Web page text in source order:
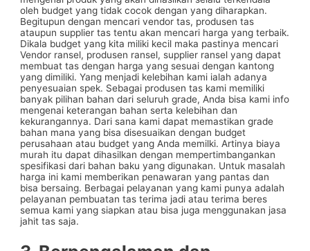
oleh budget yang tidak cocok dengan yang diharapkan.
Begitupun dengan mencari vendor tas, produsen tas
ataupun supplier tas tentu akan mencari harga yang terbaik.
Dikala budget yang kita miliki kecil maka pastinya mencari
Vendor ransel, produsen ransel, supplier ransel yang dapat
membuat tas dengan harga yang sesuai dengan kantong
yang dimiliki. Yang menjadi kelebihan kami ialah adanya
penyesuaian spek. Sebagai produsen tas kami memiliki
banyak pilihan bahan dari seluruh grade, Anda bisa kami info
mengenai keterangan bahan serta kelebihan dan
kekurangannya. Dari sana kami dapat memastikan grade
bahan mana yang bisa disesuaikan dengan budget
perusahaan atau budget yang Anda memilki. Artinya biaya
murah itu dapat dihasilkan dengan mempertimbangankan
spesifikasi dari bahan baku yang digunakan. Untuk masalah
harga ini kami memberikan penawaran yang pantas dan
bisa bersaing. Berbagai pelayanan yang kami punya adalah
pelayanan pembuatan tas terima jadi atau terima beres
semua kami yang siapkan atau bisa juga menggunakan jasa
jahit tas saja.